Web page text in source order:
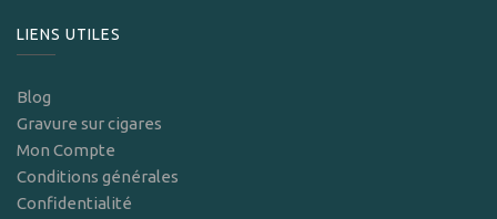
LIENS UTILES
Blog
Gravure sur cigares
Mon Compte
Conditions générales
Confidentialité